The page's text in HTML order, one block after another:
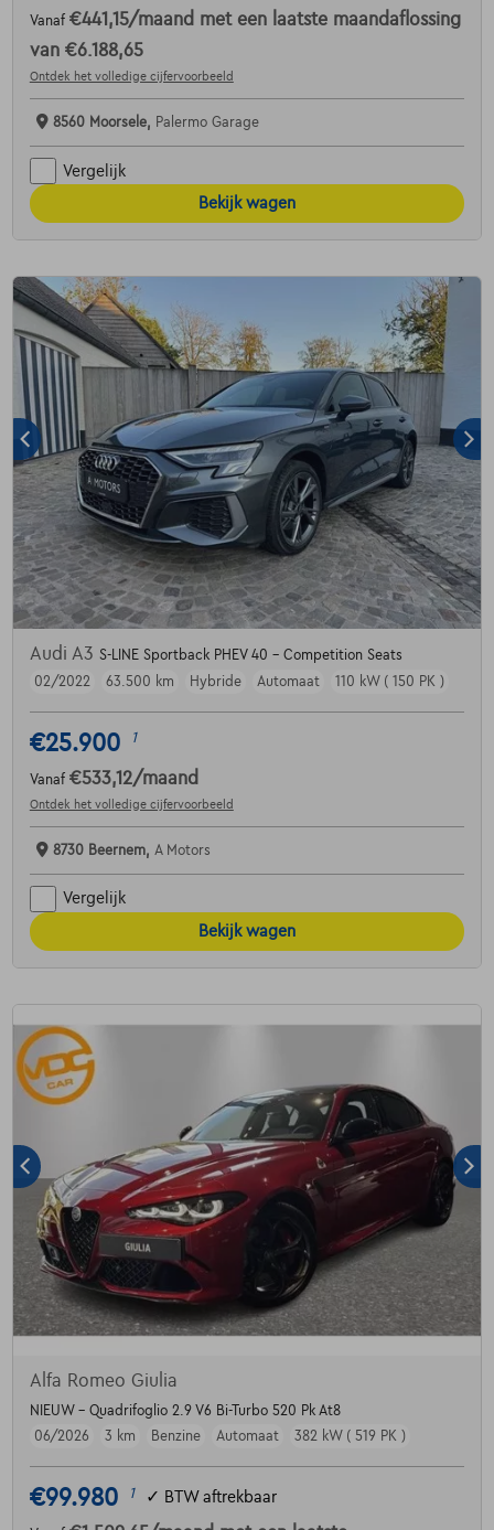
Vanaf €441,15/maand met een laatste maandaflossing
van €6.188,65
Ontdek het volledige cijfervoorbeeld
8560 Moorsele, Palermo Garage
Vergelijk
Bekijk wagen
Audi A3 S-LINE Sportback PHEV 40 - Competition Seats
02/2022
63.500 km Hybride Automaat 110 kW ( 150 PK )
€25.900 1
Vanaf €533,12/maand
Ontdek het volledige cijfervoorbeeld
8730 Beernem, A Motors
Vergelijk
Bekijk wagen
Alfa Romeo Giulia
NIEUW - Quadrifoglio 2.9 V6 Bi-Turbo 520 Pk At8
06/2026
3 km Benzine Automaat 382 kW ( 519 PK )
€99.980 1 ✓ BTW aftrekbaar